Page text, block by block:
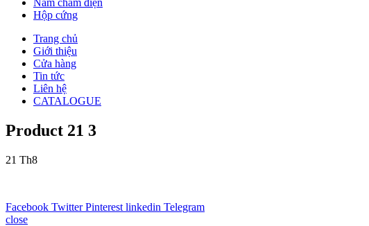
Nam châm điện
Hộp cứng
Trang chủ
Giới thiệu
Cửa hàng
Tin tức
Liên hệ
CATALOGUE
Product 21 3
21 Th8
Facebook Twitter Pinterest linkedin Telegram
close